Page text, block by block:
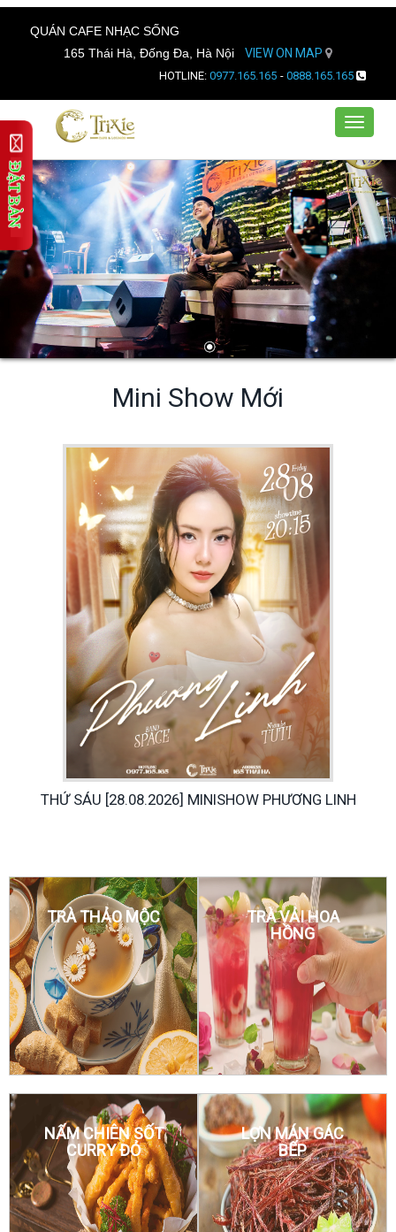
QUÁN CAFE NHẠC SỐNG
165 Thái Hà, Đống Đa, Hà Nội
VIEW ON MAP
HOTLINE: 0977.165.165 - 0888.165.165
Toggle
Mini Show Mới
PHƯƠNG LINH
THỨ BẢY [05.09.2026] MINISHOW
TRÀ THẢO MỘC
TRÀ VẢI HOA
HỒNG
NẤM CHIÊN SỐT
CURRY ĐỎ
LỢN MÁN GÁC
BẾP